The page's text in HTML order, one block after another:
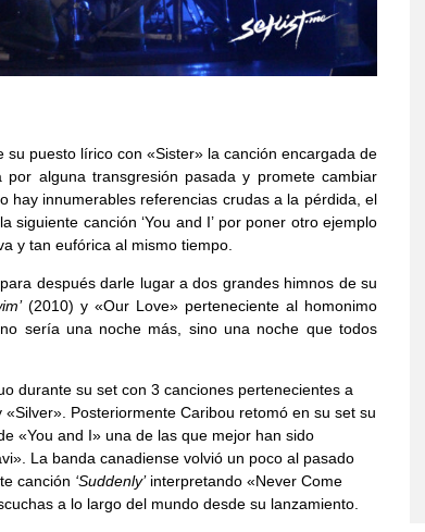
su puesto lírico con «Sister» la canción encargada de
alguna transgresión pasada y promete cambiar
hay innumerables referencias crudas a la pérdida, el
canción ‘You and I’ por poner otro ejemplo
y tan eufórica al mismo tiempo.
después darle lugar a dos grandes himnos de su
(2010) y «Our Love» perteneciente al homonimo
sería una noche más, sino una noche que todos
durante su set con 3 canciones pertenecientes a
Posteriormente Caribou retomó en su set su
«You and I» una de las que mejor han sido
La banda canadiense volvió un poco al pasado
canción ‘Suddenly’interpretando «Never Come
a lo largo del mundo desde su lanzamiento.